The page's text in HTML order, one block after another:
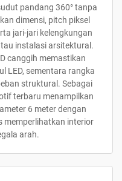
pandang 360° tanpa
dimensi, pitch piksel
jari-jari kelengkungan
instalasi arsitektural.
canggih memastikan
LED, sementara rangka
struktural. Sebagai
terbaru menampilkan
6 meter dengan
memperlihatkan interior
arah.